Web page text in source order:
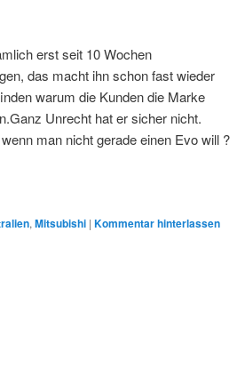
erst seit 10 Wochen
das macht ihn schon fast wieder
warum die Kunden die Marke
Unrecht hat er sicher nicht.
man nicht gerade einen Evo will ?
, Mitsubishi | Kommentar hinterlassen